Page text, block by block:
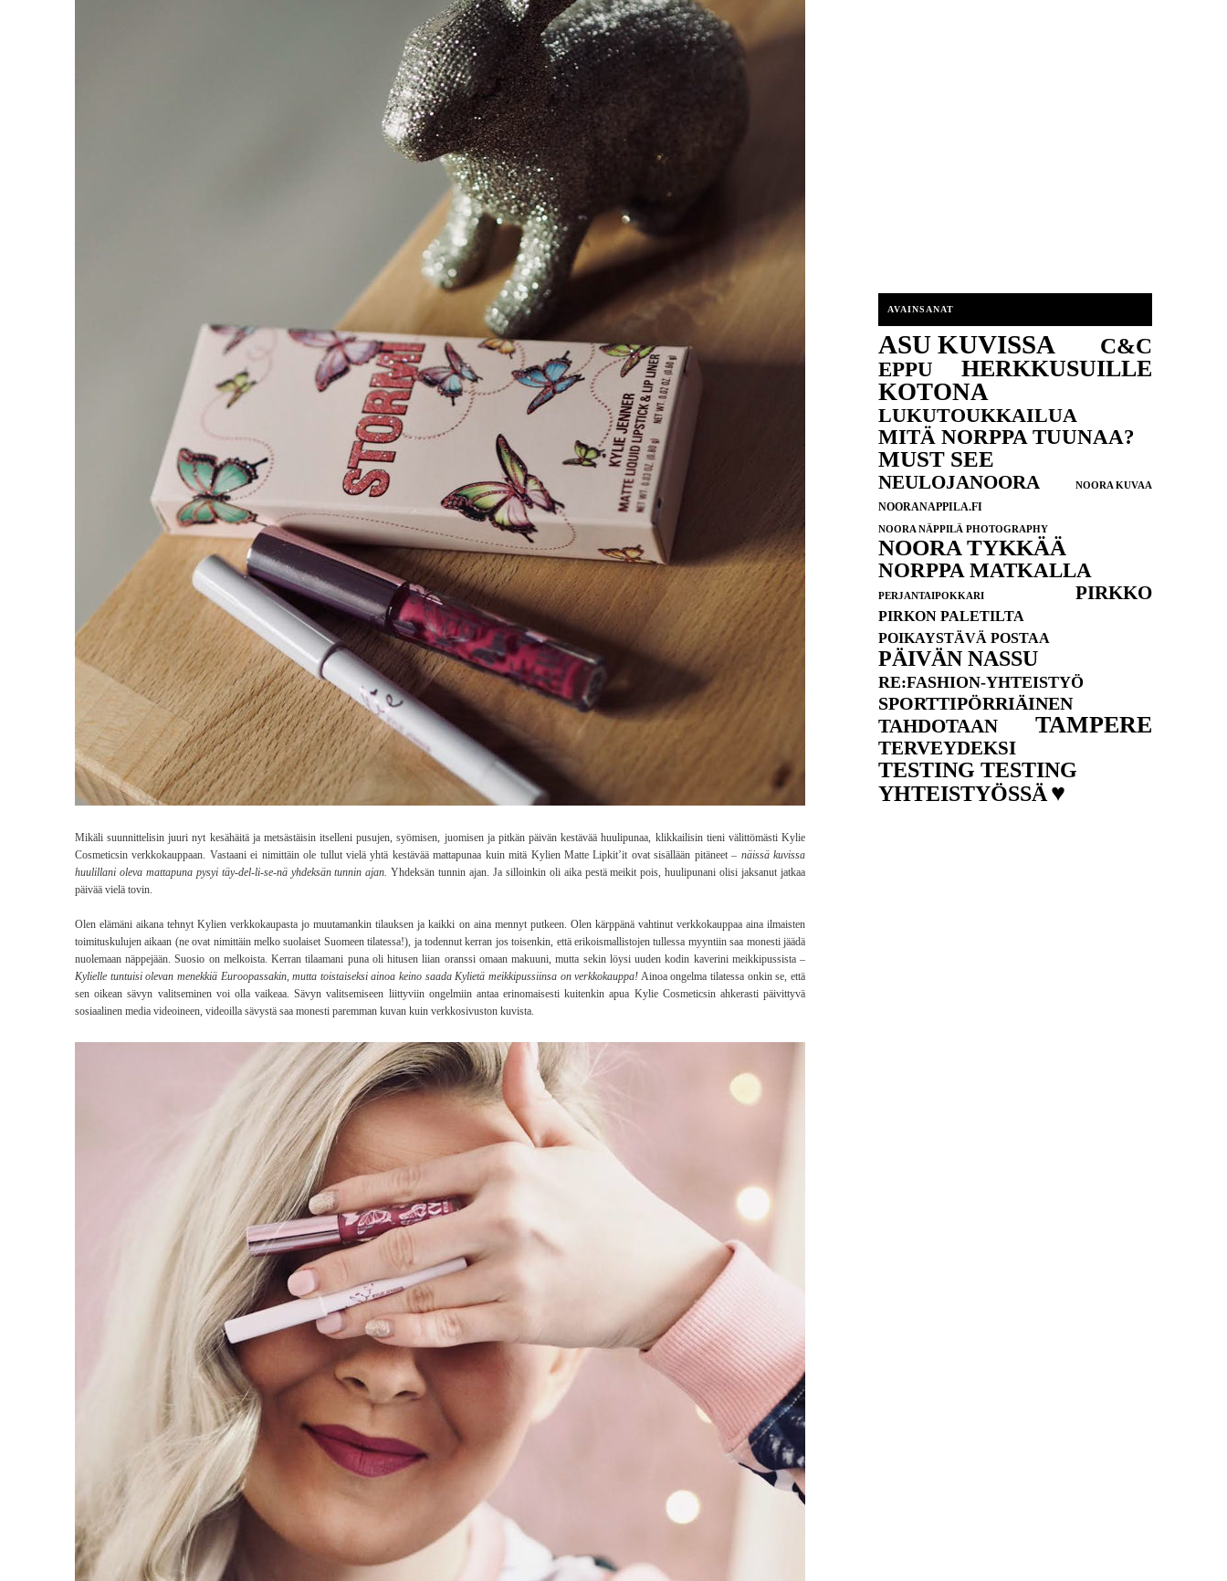
Mikäli suunnittelisin juuri nyt kesähäitä ja metsästäisin itselleni pusujen, syömisen, juomisen ja pitkän päivän kestävää huulipunaa, klikkailisin tieni välittömästi Kylie
Cosmeticsin verkkokauppaan. Vastaani ei nimittäin ole tullut vielä yhtä kestävää mattapunaa kuin mitä Kylien Matte Lipkit’it ovat sisällään pitäneet – näissä kuvissa
huulillani oleva mattapuna pysyi täy-del-li-se-nä yhdeksän tunnin ajan. Yhdeksän tunnin ajan. Ja silloinkin oli aika pestä meikit pois, huulipunani olisi jaksanut jatkaa
päivää vielä tovin.
Olen elämäni aikana tehnyt Kylien verkkokaupasta jo muutamankin tilauksen ja kaikki on aina mennyt putkeen. Olen kärppänä vahtinut verkkokauppaa aina ilmaisten
toimituskulujen aikaan (ne ovat nimittäin melko suolaiset Suomeen tilatessa!), ja todennut kerran jos toisenkin, että erikoismallistojen tullessa myyntiin saa monesti jäädä
nuolemaan näppejään. Suosio on melkoista. Kerran tilaamani puna oli hitusen liian oranssi omaan makuuni, mutta sekin löysi uuden kodin kaverini meikkipussista –
Kylielle tuntuisi olevan menekkiä Euroopassakin, mutta toistaiseksi ainoa keino saada Kylietä meikkipussiinsa on verkkokauppa! Ainoa ongelma tilatessa onkin se, että
sen oikean sävyn valitseminen voi olla vaikeaa. Sävyn valitsemiseen liittyviin ongelmiin antaa erinomaisesti kuitenkin apua Kylie Cosmeticsin ahkerasti päivittyvä
sosiaalinen media videoineen, videoilla sävystä saa monesti paremman kuvan kuin verkkosivuston kuvista.
AVAINSANAT
ASU KUVISSA C&C
EPPU HERKKUSUILLE
KOTONA
LUKUTOUKKAILUA
MITÄ NORPPA TUUNAA?
MUST SEE
NEULOJANOORA NOORA KUVAA
NOORANAPPILA.FI
NOORA NÄPPILÄ PHOTOGRAPHY
NOORA TYKKÄÄ
NORPPA MATKALLA
PERJANTAIPOKKARI PIRKKO
PIRKON PALETILTA
POIKAYSTÄVÄ POSTAA
PÄIVÄN NASSU
RE:FASHION-YHTEISTYÖ
SPORTTIPÖRRIÄINEN
TAHDOTAAN TAMPERE
TERVEYDEKSI
TESTING TESTING
YHTEISTYÖSSÄ♥